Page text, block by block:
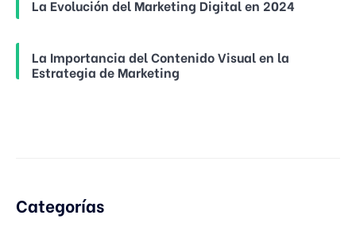
La Evolución del Marketing Digital en 2024
La Importancia del Contenido Visual en la
Estrategia de Marketing
Categorías